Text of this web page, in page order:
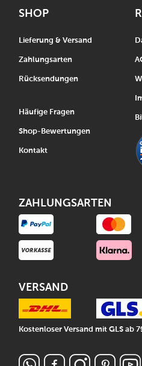
SHOP
Lieferung & Versand
Zahlungsarten
Rücksendungen
Häufige Fragen
Shop-Bewertungen
Kontakt
ZAHLUNGSARTEN
VERSAND
Kostenloser Versand mit GLS ab